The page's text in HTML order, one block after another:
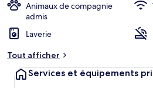
Animaux de compagnie
admis
Laverie
Tout afficher
Services et équipements